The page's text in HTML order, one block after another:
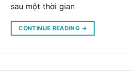
sau một thời gian
CONTINUE READING →